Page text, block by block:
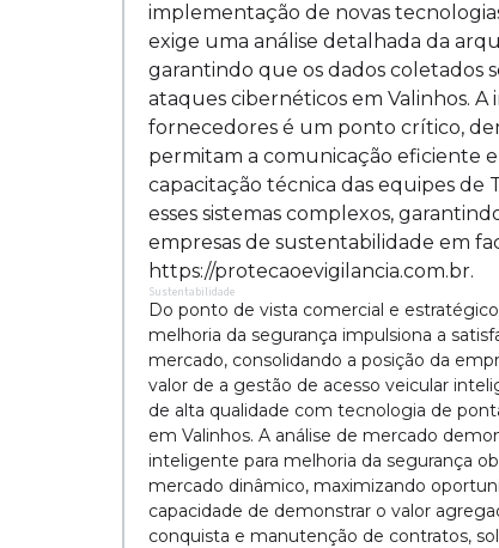
implementação de novas
exige uma análise detalhada da
garantindo que os dados coletados
ataques cibernéticos em Valinhos.
fornecedores é um ponto crítico,
permitam a comunicação eficiente
capacitação técnica das equipes
esses sistemas complexos,
empresas de sustentabilidade em
https://protecaoevigilancia.com.br.
Sustentabilidade
Do ponto de vista comercial e
melhoria da segurança impulsiona a
mercado, consolidando a posição da
valor de a gestão de acesso veicular
de alta qualidade com tecnologia de
em Valinhos. A análise de mercado
inteligente para melhoria da segurança
mercado dinâmico, maximizando
capacidade de demonstrar o valor
conquista e manutenção de contratos,